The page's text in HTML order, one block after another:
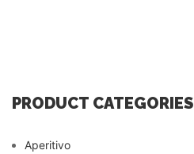
PRODUCT CATEGORIES
Aperitivo